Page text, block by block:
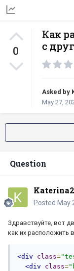
0
Как
с
Asked by
May 27,
Question
Posted May
Здравствуйте, вот
как их расположить
<div class=
<div
class=